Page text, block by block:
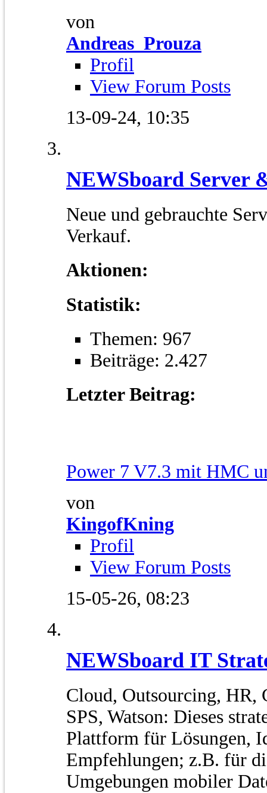
von
Andreas_Prouza
Profil
View Forum Posts
13-09-24, 10:35
NEWSboard Server
Neue und gebrauchte
Verkauf.
Aktionen:
Statistik:
Themen: 967
Beiträge: 2.427
Letzter Beitrag:
Power 7 V7.3 mit HMC
von
KingofKning
Profil
View Forum Posts
15-05-26, 08:23
NEWSboard IT
Cloud, Outsourcing, HR,
SPS, Watson: Dieses
Plattform für Lösungen,
Empfehlungen; z.B. für
Umgebungen mobiler